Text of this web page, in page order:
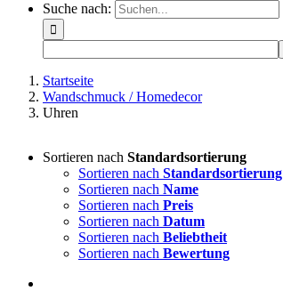
Suche nach:
Startseite
Wandschmuck / Homedecor
Uhren
Sortieren nach Standardsortierung
Sortieren nach Standardsortierung
Sortieren nach Name
Sortieren nach Preis
Sortieren nach Datum
Sortieren nach Beliebtheit
Sortieren nach Bewertung